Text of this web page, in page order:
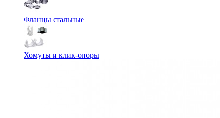
Фланцы стальные
Хомуты и клик-опоры